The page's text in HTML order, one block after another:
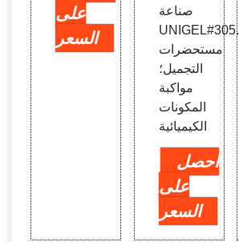
على
السعر
صناعة
UNIGEL#305.
مستحضرات
التجميل؛
مواكبة
المكونات
الكيميائية
احصل
على
السعر